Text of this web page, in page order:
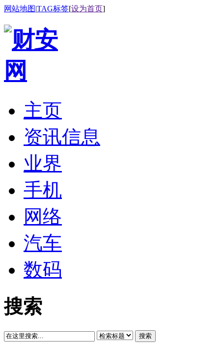
网站地图|TAG标签[设为首页]
主页
资讯信息
业界
手机
网络
汽车
数码
搜索
搜索